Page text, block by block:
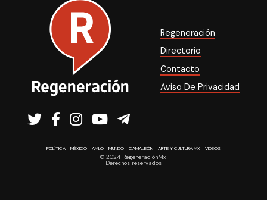
Regeneración
Directorio
Contacto
Aviso De Privacidad
POLÍTICA MÉXICO AMLO MUNDO CAMALEÓN ARTE Y CULTURA MX VIDEOS
© 2024 RegeneraciónMx
Derechos reservados